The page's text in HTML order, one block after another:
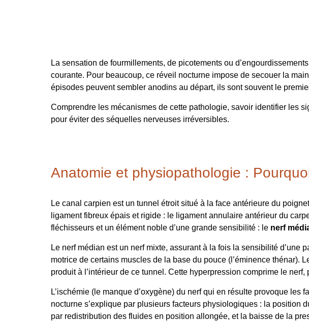
La sensation de fourmillements, de picotements ou
courante. Pour beaucoup, ce réveil nocturne impose de secouer la
épisodes peuvent sembler anodins au départ, ils sont souvent le
Comprendre les mécanismes de cette pathologie, savoir identifier les
pour éviter des séquelles nerveuses irréversibles.
Anatomie et physiopathologie :
Le canal carpien est un tunnel étroit situé à la face antérieure du
ligament fibreux épais et rigide : le ligament annulaire antérieur du
fléchisseurs et un élément noble d’une grande sensibilité : le nerf
Le nerf médian est un nerf mixte, assurant à la fois la sensibilité
motrice de certains muscles de la base du pouce (l’éminence thénar).
produit à l’intérieur de ce tunnel. Cette hyperpression comprime le
L’ischémie (le manque d’oxygène) du nerf qui en résulte provoque
nocturne s’explique par plusieurs facteurs physiologiques : la position
par redistribution des fluides en position allongée, et la baisse de la